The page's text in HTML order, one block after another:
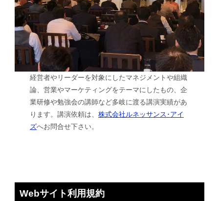
経営者やリーダーを対象にしたマネジメントや組織
論、営業やマーケティングをテーマにしたもの、企
業研修や勉強会の講師など多岐に渡る講演実績があ
ります。講演依頼は、株式会社ルネッサンス･アイ
ズへお問合せ下さい。
Webサイト利用規約